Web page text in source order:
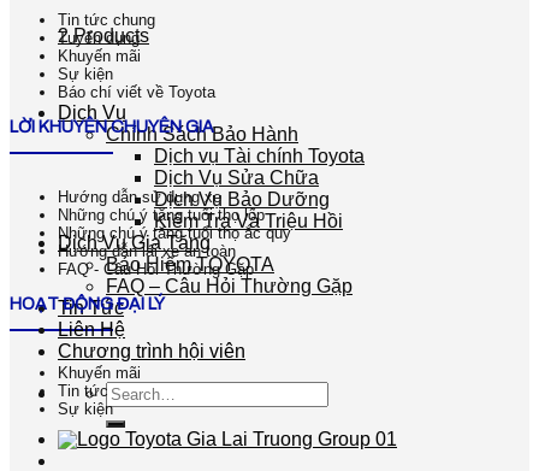
2 Products
Dịch Vụ
Chính Sách Bảo Hành
Dịch vụ Tài chính Toyota
Dịch Vụ Sửa Chữa
Dịch Vụ Bảo Dưỡng
Kiểm Tra Và Triệu Hồi
Dịch Vụ Gia Tăng
Bảo Hiểm TOYOTA
FAQ – Câu Hỏi Thường Gặp
Tin Tức
Liên Hệ
Chương trình hội viên
Search
for:
Tin tức chung
Tuyển dụng
Khuyến mãi
Sự kiện
Báo chí viết về Toyota
LỜI KHUYÊN CHUYÊN GIA
Hướng dẫn sử dụng xe
Những chú ý tăng tuổi thọ lốp
Những chú ý tăng tuổi thọ ắc quy
Hướng dẫn lái xe an toàn
FAQ - Câu Hỏi Thường Gặp
HOẠT ĐỘNG ĐẠI LÝ
Khuyến mãi
Tin tức
Sự kiện